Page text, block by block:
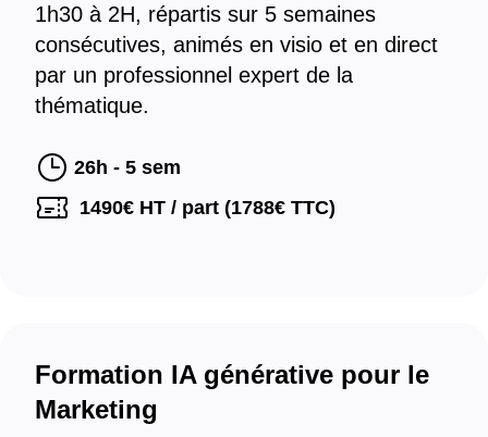
1h30 à 2H, répartis sur 5 semaines
consécutives, animés en visio et en direct
par un professionnel expert de la
thématique.
26h - 5 sem
1490€ HT / part (1788€ TTC)
Formation IA générative pour le
Marketing